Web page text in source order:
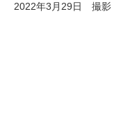
2022年3月29日 撮影